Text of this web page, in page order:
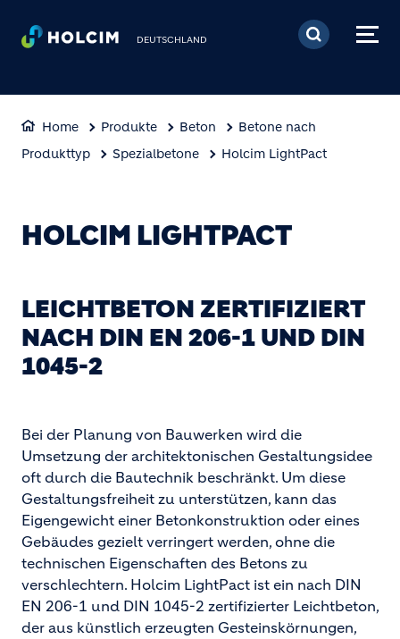
Direkt zum Inhalt
DEUTSCHLAND
Home Produkte Beton
Betone nach
Produkttyp
Spezialbetone Holcim LightPact
HOLCIM LIGHTPACT
LEICHTBETON ZERTIFIZIERT
NACH DIN EN 206-1 UND DIN
1045-2
Bei der Planung von Bauwerken wird die
Umsetzung der architektonischen Gestaltungsidee
oft durch die Bautechnik beschränkt. Um diese
Gestaltungsfreiheit zu unterstützen, kann das
Eigengewicht einer Betonkonstruktion oder eines
Gebäudes gezielt verringert werden, ohne die
technischen Eigenschaften des Betons zu
verschlechtern. Holcim LightPact ist ein nach DIN
EN 206-1 und DIN 1045-2 zertifizierter Leichtbeton,
der aus künstlich erzeugten Gesteinskörnungen,